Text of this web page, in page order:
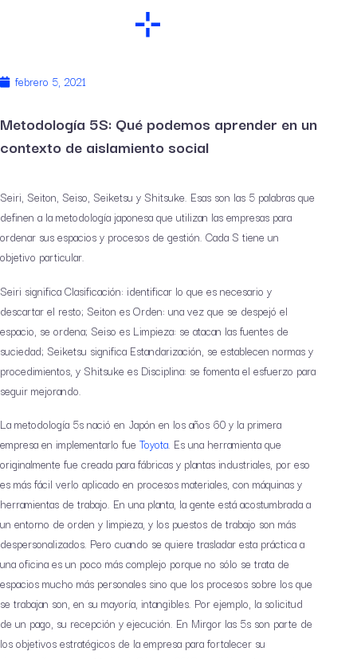
febrero 5, 2021
Metodología 5S: Qué podemos aprender en un
contexto de aislamiento social
Seiri, Seiton, Seiso, Seiketsu y Shitsuke. Esas son las 5 palabras que
definen a la metodología japonesa que utilizan las empresas para
ordenar sus espacios y procesos de gestión. Cada S tiene un
objetivo particular.
Seiri significa Clasificación: identificar lo que es necesario y
descartar el resto; Seiton es Orden: una vez que se despejó el
espacio, se ordena; Seiso es Limpieza: se atacan las fuentes de
suciedad; Seiketsu significa Estandarización, se establecen normas y
procedimientos, y Shitsuke es Disciplina: se fomenta el esfuerzo para
seguir mejorando.
La metodología 5s nació en Japón en los años 60 y la primera
empresa en implementarlo fue Toyota. Es una herramienta que
originalmente fue creada para fábricas y plantas industriales, por eso
es más fácil verlo aplicado en procesos materiales, con máquinas y
herramientas de trabajo. En una planta, la gente está acostumbrada a
un entorno de orden y limpieza, y los puestos de trabajo son más
despersonalizados. Pero cuando se quiere trasladar esta práctica a
una oficina es un poco más complejo porque no sólo se trata de
espacios mucho más personales sino que los procesos sobre los que
se trabajan son, en su mayoría, intangibles. Por ejemplo, la solicitud
de un pago, su recepción y ejecución. En Mirgor las 5s son parte de
los objetivos estratégicos de la empresa para fortalecer su